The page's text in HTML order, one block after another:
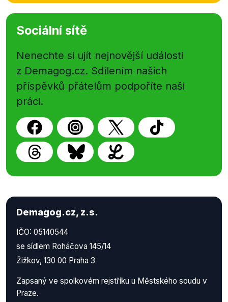
Sociální sítě
Nenechte si ujít nejnovější události
z Demagog.cz. Sdílením našich
příspěvků přátelům podpoříte naši
práci.
Demagog.cz, z.s.
IČO: 05140544
se sídlem Roháčova 145/14
Žižkov, 130 00 Praha 3
Zapsaný ve spolkovém rejstříku u Městského soudu v
Praze.